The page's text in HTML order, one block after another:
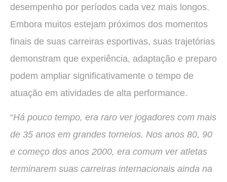
desempenho por períodos cada vez mais longos.
Embora muitos estejam próximos dos momentos
finais de suas carreiras esportivas, suas trajetórias
demonstram que experiência, adaptação e preparo
podem ampliar significativamente o tempo de
atuação em atividades de alta performance.
“Há pouco tempo, era raro ver jogadores com mais
de 35 anos em grandes torneios. Nos anos 80, 90
e começo dos anos 2000, era comum ver atletas
terminarem suas carreiras internacionais ainda na